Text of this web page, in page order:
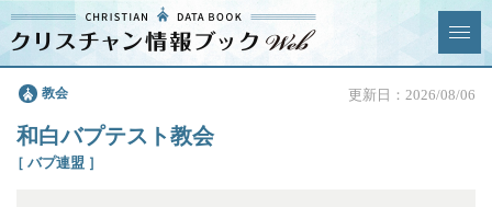
クリスチャン
情報ブックとは
News & Topics
よくあるご質問
教会 更新日：2026/08/06
和白バプテスト教会
［ バプ連盟 ］